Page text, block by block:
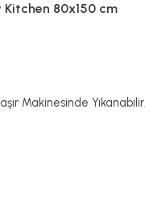
Kitchen 80x150 cm
Makinesinde